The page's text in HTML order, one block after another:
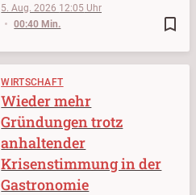
bookmark_border
5. Aug. 2026 12:05
00:40 Min.
WIRTSCHAFT
Wieder mehr
Gründungen trotz
anhaltender
Krisenstimmung in der
Gastronomie